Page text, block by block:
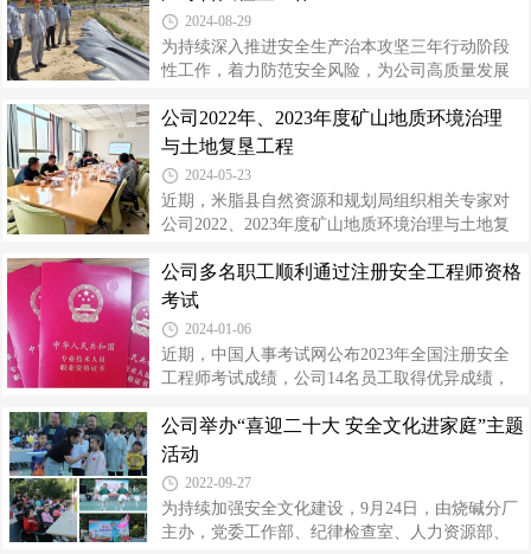
生的基本技能，同时，对危险化学品企业消防安
全管理作出了针对性分析和建议。此次消防安全
知识培训内容丰富，实用性强，提高了各级消防
安全管理人员的消防安全管理水平，夯实了公司
消防安全“防火墙”的基础。公司始终高度
2024-08-29
为持续深入推进安全生产治本攻坚三年行动阶段
性工作，着力防范安全风险，为公司高质量发展
度安全检查计划，公司党委书记、董事长高万升
部署安排，组织安全、生产、技术、工程、环保
等部门专业人员开展第二次季度性安全生产综合
大检查工作。此次检查以安全生产责任制、各项
专业管理制度和化工过程安全管理各要素落实情
况等为重点，将查阅资料和实地检查相结合，对
安全生产责任制落实情况、年度安全重点工作任
务进展情况、治本攻坚三年行动实施方案推进落
实情况、重大事故隐患排查治理情况、防汛
公司2022年、2023年度矿山地质环境治理
与土地复垦工程
2024-05-23
近期，米脂县自然资源和规划局组织相关专家对
公司2022、2023年度矿山地质环境治理与土地复
副局长赵英军、矿管股股长赵雄雄、安瑞参加验
收，公司技术部、环保监察部、质检中心及工程
部相关人员陪同。专家组通过实地查看、听取汇
报、审查资料等方式，对土壤污染监测点、水质
监测取样井及矿区植被生态修复情况进行了详细
了解，对2022年及2023年度公司矿山地质环境治
理与土地复垦工程实施工程量、工程质量、工程
完成情况及实施效果进行了全面检查和评审验
收。专家组充分肯定了公司矿山地质环境治理
公司多名职工顺利通过注册安全工程师资格
考试
2024-01-06
近期，中国人事考试网公布2023年全国注册安全
工程师考试成绩，公司14名员工取得优异成绩，
前，公司在职注册安全工程师共60人，占公司专
职安全管理人员的61% 。持续推进专业技术人才
梯队建设，适应未来发展和员工职业成长的需
要，鼓励员工积极参加专业相关的各类全国执业
资格考试。公司先后下发了《关于鼓励员工参加
全国执业资格考试的通知》《注册安全工程师管
公司举办“喜迎二十大 安全文化进家庭”主题
活动
2022-09-27
为持续加强安全文化建设，9月24日，由烧碱分厂
主办，党委工作部、纪律检查室、人力资源部、